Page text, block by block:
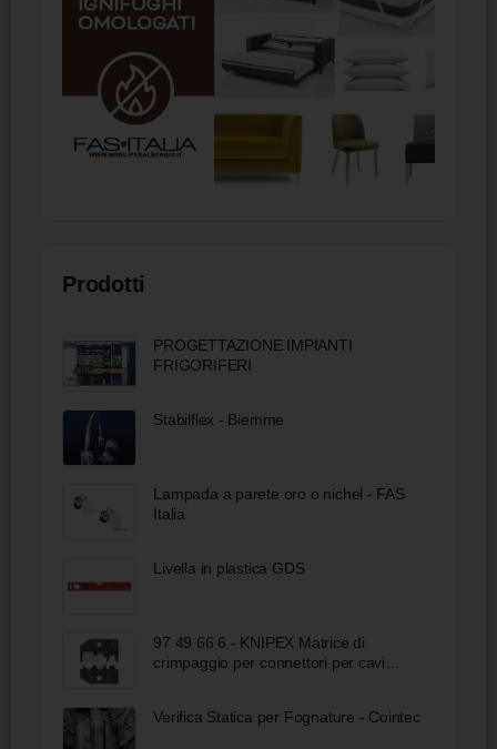
Prodotti
PROGETTAZIONE IMPIANTI
FRIGORIFERI
Stabilflex - Biemme
Lampada a parete oro o nichel - FAS
Italia
Livella in plastica GDS
97 49 66 6 - KNIPEX Matrice di
crimpaggio per connettori per cavi
Verifica Statica per Fognature - Cointec